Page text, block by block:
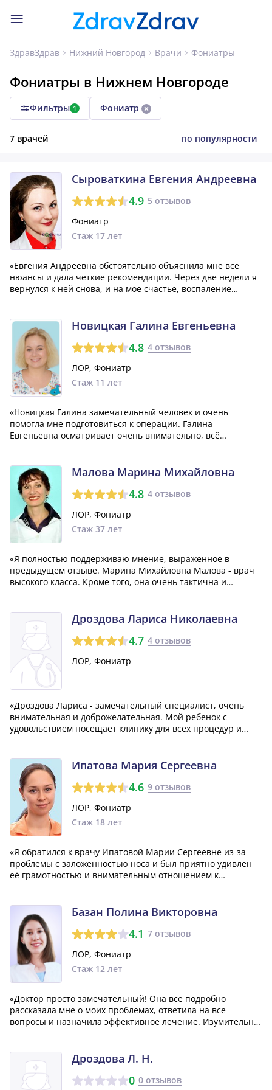
ЗдравЗдрав Нижний Новгород Врачи Фониатры
Фониатры в Нижнем Новгороде
Фильтры 1 Фониатр
7 врачей по популярности
Сыроваткина Евгения Андреевна
4.9 5 отзывов
Фониатр
Стаж 17 лет
«Евгения Андреевна обстоятельно объяснила мне все
нюансы и дала четкие рекомендации. Через две недели я
вернулся к ней снова, и на мое счастье, воспаление
моему мнению, будет очень полезны...»
Новицкая Галина Евгеньевна
4.8 4 отзывов
ЛОР, Фониатр
Стаж 11 лет
«Новицкая Галина замечательный человек и очень
помогла мне подготовиться к операции. Галина
Евгеньевна осматривает очень внимательно, всё
в носу, и весь процесс не было больно отно...»
Малова Марина Михайловна
4.8 4 отзывов
ЛОР, Фониатр
Стаж 37 лет
«Я полностью поддерживаю мнение, выраженное в
предыдущем отзыве. Марина Михайловна Малова - врач
высокого класса. Кроме того, она очень тактична и
Дроздова Лариса Николаевна
4.7 4 отзывов
ЛОР, Фониатр
«Дроздова Лариса - замечательный специалист, очень
внимательная и доброжелательная. Мой ребенок с
удовольствием посещает клинику для всех процедур и
быстро восстановиться после операц...»
Ипатова Мария Сергеевна
4.6 9 отзывов
ЛОР, Фониатр
Стаж 18 лет
«Я обратился к врачу Ипатовой Марии Сергеевне из-за
проблемы с заложенностью носа и был приятно удивлен
её грамотностью и внимательным отношением к
верный диагноз - вазомоторный ринит - на первом же
пр...»
Базан Полина Викторовна
4.1 7 отзывов
ЛОР, Фониатр
Стаж 12 лет
«Доктор просто замечательный! Она все подробно
рассказала мне о моих проблемах, ответила на все
вопросы и назначила эффективное лечение. Изумительно,
Дроздова Л. Н.
0 0 отзывов